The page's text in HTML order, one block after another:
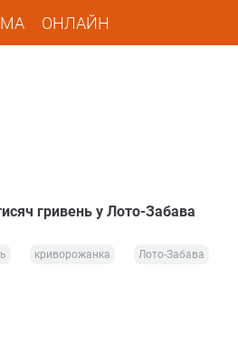
ОНЛАЙН
гривень у Лото-Забава
криворожанка Лото-Забава